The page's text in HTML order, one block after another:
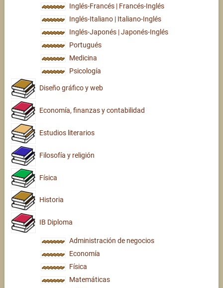
Inglés-Francés | Francés-Inglés
Inglés-Italiano | Italiano-Inglés
Inglés-Japonés | Japonés-Inglés
Portugués
Medicina
Psicología
Diseño gráfico y web
Economía, finanzas y contabilidad
Estudios literarios
Filosofía y religión
Física
Historia
IB Diploma
Administración de negocios
Economía
Física
Matemáticas